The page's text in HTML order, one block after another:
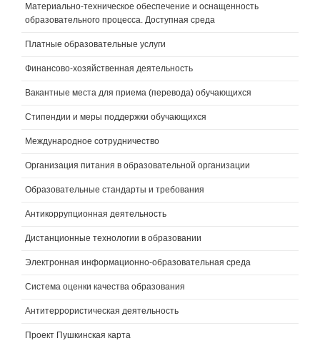
Материально-техническое обеспечение и оснащенность
образовательного процесса. Доступная среда
Платные образовательные услуги
Финансово-хозяйственная деятельность
Вакантные места для приема (перевода) обучающихся
Стипендии и меры поддержки обучающихся
Международное сотрудничество
Организация питания в образовательной организации
Образовательные стандарты и требования
Антикоррупционная деятельность
Дистанционные технологии в образовании
Электронная информационно-образовательная среда
Система оценки качества образования
Антитеррористическая деятельность
Проект Пушкинская карта